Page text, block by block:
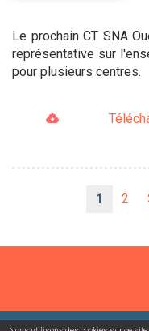
Le prochain CT SNA
représentative sur
pour plusieurs centres.
Page
1 2